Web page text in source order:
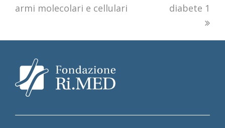
armi molecolari e cellulari
diabete 1